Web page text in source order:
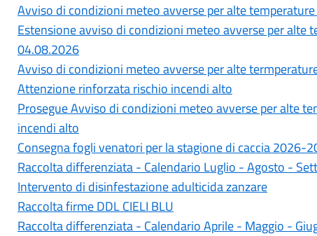
Avviso di condizioni meteo avverse per alte
Estensione avviso di condizioni meteo avverse per
04.08.2026
Avviso di condizioni meteo avverse per alte
Attenzione rinforzata rischio incendi alto
Prosegue Avviso di condizioni meteo avverse per alte
incendi alto
Consegna fogli venatori per la stagione di caccia 2026-
Raccolta differenziata - Calendario Luglio - Agosto -
Intervento di disinfestazione adulticida zanzare
Raccolta firme DDL CIELI BLU
Raccolta differenziata - Calendario Aprile - Maggio -